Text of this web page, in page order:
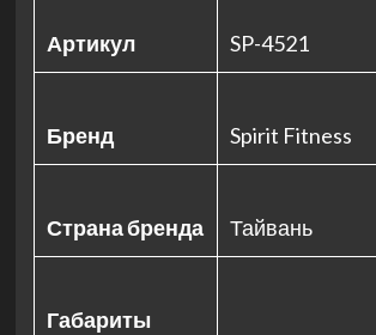
Артикул SP-4521
Бренд Spirit Fitness
Страна бренда Тайвань
Габариты